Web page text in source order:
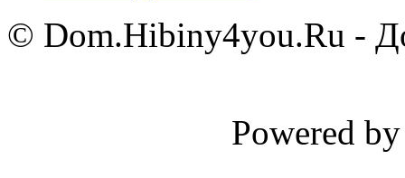
© Dom.Hibiny4you.Ru -
Powered